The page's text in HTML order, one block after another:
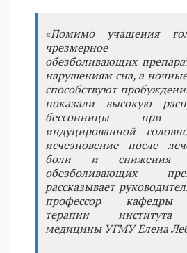
«Помимо учащения
чрезмерное
обезболивающих
нарушениям сна, а
способствуют
показали высокую
бессонницы при
индуцированной
исчезновение после
боли и снижения
обезболивающих
рассказывает
профессор кафедры
терапии института
медицины УГМУ Елена